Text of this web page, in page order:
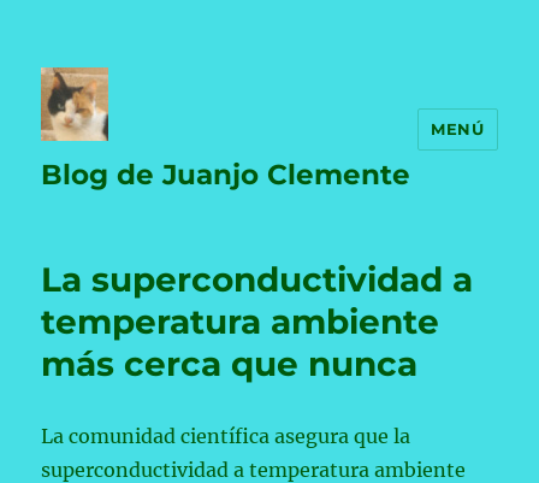
Blog de Juanjo Clemente
MENÚ
La superconductividad a
temperatura ambiente
más cerca que nunca
La comunidad científica asegura que la
superconductividad a temperatura ambiente